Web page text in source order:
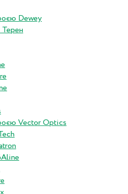
Dewey
Vector Optics